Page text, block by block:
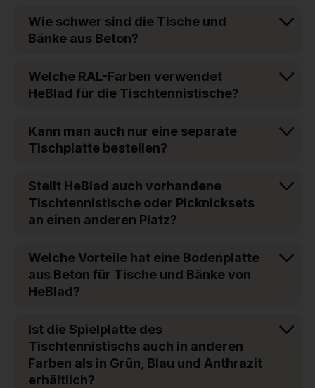
Wie schwer sind die Tische und
Bänke aus Beton?
Welche RAL-Farben verwendet
HeBlad für die Tischtennistische?
Kann man auch nur eine separate
Tischplatte bestellen?
Stellt HeBlad auch vorhandene
Tischtennistische oder Picknicksets
an einen anderen Platz?
Welche Vorteile hat eine Bodenplatte
aus Beton für Tische und Bänke von
HeBlad?
Ist die Spielplatte des
Tischtennistischs auch in anderen
Farben als in Grün, Blau und Anthrazit
erhältlich?